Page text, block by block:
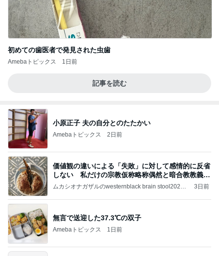
初めての歯医者で発見された虫歯
Amebaトピックス 1日前
記事を読む
小原正子 夫の自分とのたたかい
Amebaトピックス 2日前
価値観の違いによる「失敗」に対して感情的に反省
しない 私だけの宗教仮称略称偶然と暗合教教義候
補
ムカシオナガザルのwesternblack brain stool2024
ガザル
3日前
無言で送迎した37.3℃の双子
Amebaトピックス 1日前